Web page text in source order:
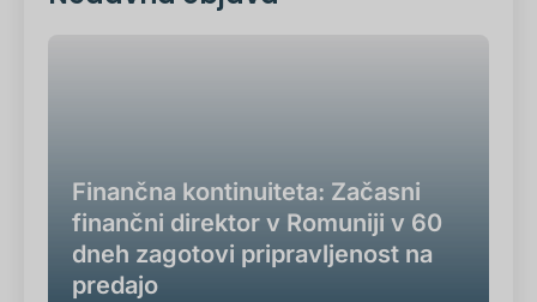
Finančna kontinuiteta: Začasni
finančni direktor v Romuniji v 60
dneh zagotovi pripravljenost na
predajo